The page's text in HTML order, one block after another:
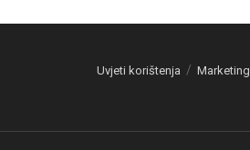
Uvjeti korištenja Marketing